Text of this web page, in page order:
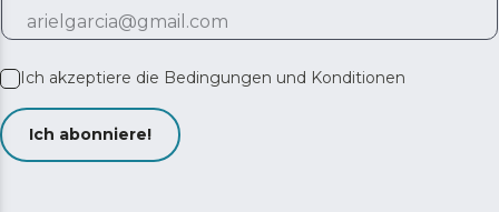
Ich akzeptiere die Bedingungen und Konditionen
Ich abonniere!